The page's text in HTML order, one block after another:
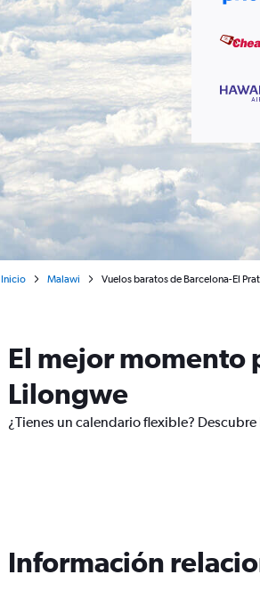
Inicio Malawi Vuelos baratos de Barcelona-El
El mejor momento
Lilongwe
¿Tienes un calendario flexible?
Información